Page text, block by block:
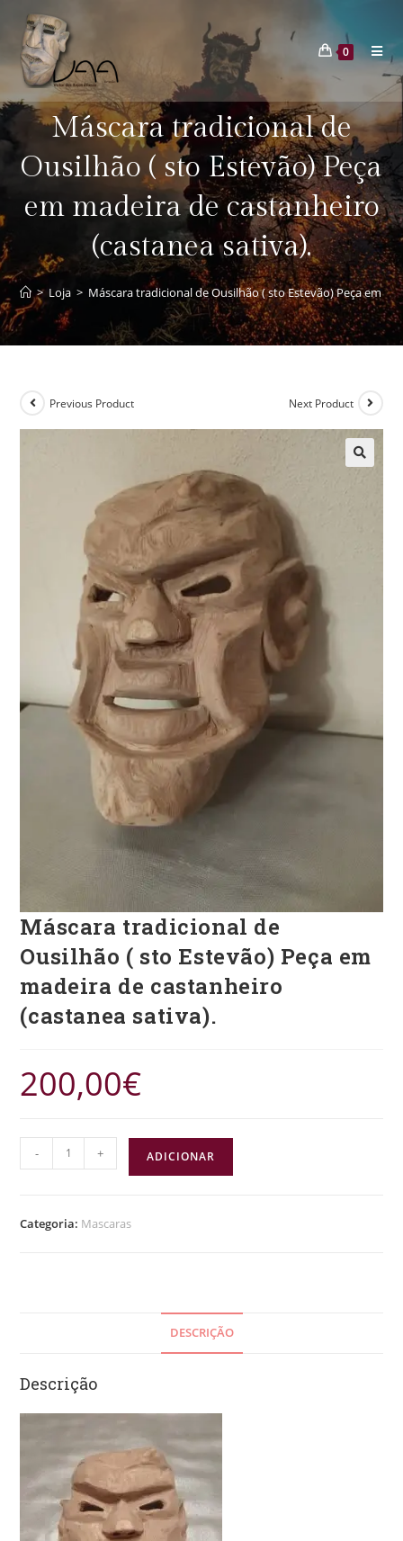
0
Máscara tradicional de
Ousilhão ( sto Estevão) Peça
em madeira de castanheiro
(castanea sativa).
> Loja > Máscara tradicional de Ousilhão ( sto Estevão) Peça em
Previous Product Next Product
Máscara tradicional de
Ousilhão ( sto Estevão) Peça em
madeira de castanheiro
(castanea sativa).
200,00€
- + ADICIONAR
Categoria: Mascaras
DESCRIÇÃO
Descrição